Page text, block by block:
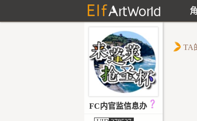
FC内官监信息办
TA